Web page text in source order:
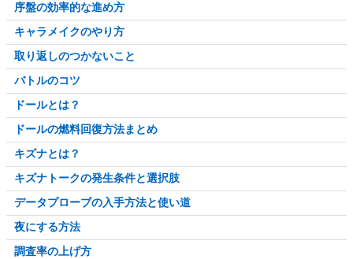
序盤の効率的な進め方
キャラメイクのやり方
取り返しのつかないこと
バトルのコツ
ドールとは？
ドールの燃料回復方法まとめ
キズナとは？
キズナトークの発生条件と選択肢
データプローブの入手方法と使い道
夜にする方法
調査率の上げ方